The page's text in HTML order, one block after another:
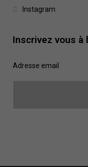
Instagram
Inscrivez vous à
Adresse email